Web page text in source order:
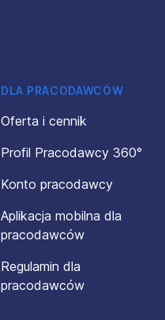
DLA PRACODAWCÓW
Oferta i cennik
Profil Pracodawcy 360°
Konto pracodawcy
Aplikacja mobilna dla
pracodawców
Regulamin dla
pracodawców